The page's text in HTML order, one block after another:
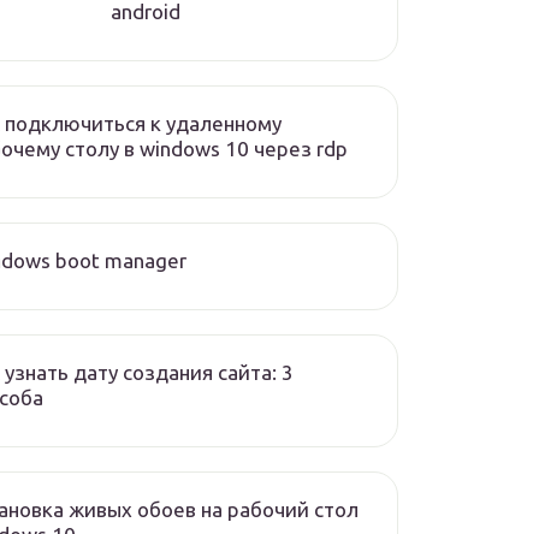
android
подключиться к удаленному
столу в windows 10 через rdp
boot manager
узнать дату создания сайта: 3
живых обоев на рабочий стол